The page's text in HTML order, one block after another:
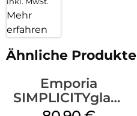
Mehr
erfahren
Ähnliche Produkte
Emporia
SIMPLICITYglam
Weiss